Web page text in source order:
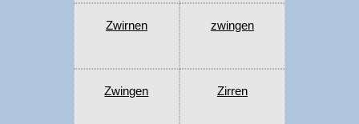
Zwirnen zwingen
Zwingen Zirren